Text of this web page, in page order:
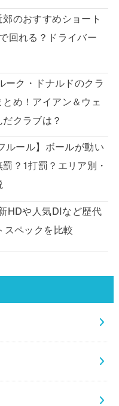
郊のおすすめショート
回れる？ドライバー
ーク・ドナルドのクラ
め！アイアン＆ウェ
クラブは？
ルール】ボールが動い
？1打罰？エリア別・
HDや人気DIなど歴代
スペックを比較